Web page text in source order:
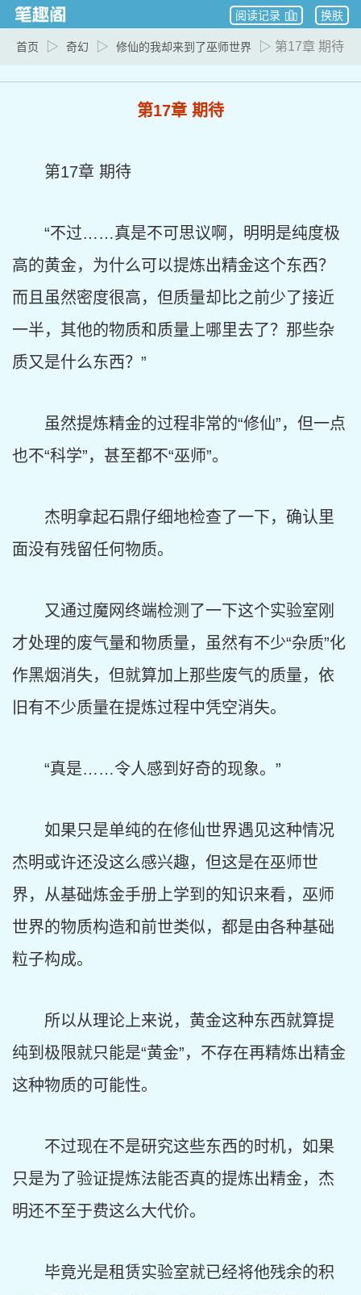
换肤
阅读记录
首页 ▷ 奇幻 ▷ 修仙的我却来到了巫师世界 ▷ 第17章 期待
第17章 期待
第17章 期待
“不过……真是不可思议啊，明明是纯度极
高的黄金，为什么可以提炼出精金这个东西？
而且虽然密度很高，但质量却比之前少了接近
一半，其他的物质和质量上哪里去了？那些杂
质又是什么东西？”
虽然提炼精金的过程非常的“修仙”，但一点
也不“科学”，甚至都不“巫师”。
杰明拿起石鼎仔细地检查了一下，确认里
面没有残留任何物质。
又通过魔网终端检测了一下这个实验室刚
才处理的废气量和物质量，虽然有不少“杂质”化
作黑烟消失，但就算加上那些废气的质量，依
旧有不少质量在提炼过程中凭空消失。
“真是……令人感到好奇的现象。”
如果只是单纯的在修仙世界遇见这种情况
杰明或许还没这么感兴趣，但这是在巫师世
界，从基础炼金手册上学到的知识来看，巫师
世界的物质构造和前世类似，都是由各种基础
粒子构成。
所以从理论上来说，黄金这种东西就算提
纯到极限就只能是“黄金”，不存在再精炼出精金
这种物质的可能性。
不过现在不是研究这些东西的时机，如果
只是为了验证提炼法能否真的提炼出精金，杰
明还不至于费这么大代价。
毕竟光是租赁实验室就已经将他残余的积